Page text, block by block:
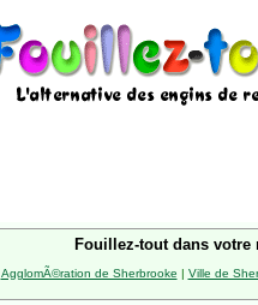
Fouillez-tout dans votre
AgglomÃ©ration de Sherbrooke | Ville de